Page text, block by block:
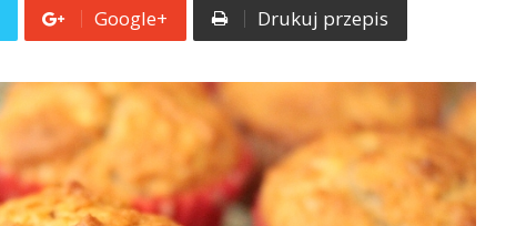
.pl
Google+ Drukuj przepis